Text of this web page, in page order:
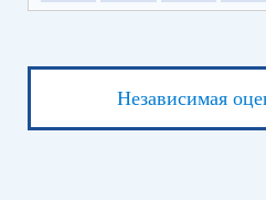
Независимая